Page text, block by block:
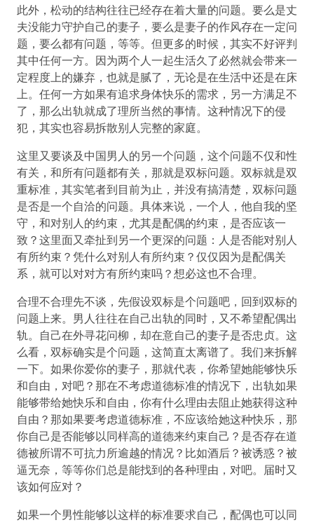
此外，松动的结构往往已经存在着大量的问题。要么是丈
夫没能力守护自己的妻子，要么是妻子的作风存在一定问
题，要么都有问题，等等。但更多的时候，其实不好评判
其中任何一方。因为两个人一起生活久了必然就会带来一
定程度上的嫌弃，也就是腻了，无论是在生活中还是在床
上。任何一方如果有追求身体快乐的需求，另一方满足不
了，那么出轨就成了理所当然的事情。这种情况下的侵
犯，其实也容易拆散别人完整的家庭。
这里又要谈及中国男人的另一个问题，这个问题不仅和性
有关，和所有问题都有关，那就是双标问题。双标就是双
重标准，其实笔者到目前为止，并没有搞清楚，双标问题
是否是一个自洽的问题。具体来说，一个人，他自我的坚
守，和对别人的约束，尤其是配偶的约束，是否应该一
致？这里面又牵扯到另一个更深的问题：人是否能对别人
有所约束？凭什么对别人有所约束？仅仅因为是配偶关
系，就可以对对方有所约束吗？想必这也不合理。
合理不合理先不谈，先假设双标是个问题吧，回到双标的
问题上来。男人往往在自己出轨的同时，又不希望配偶出
轨。自己在外寻花问柳，却在意自己的妻子是否忠贞。这
么看，双标确实是个问题，这简直太离谱了。我们来拆解
一下。如果你爱你的妻子，那就代表，你希望她能够快乐
和自由，对吧？那在不考虑道德标准的情况下，出轨如果
能够带给她快乐和自由，你有什么理由去阻止她获得这种
自由？那如果要考虑道德标准，不应该给她这种快乐，那
你自己是否能够以同样高的道德来约束自己？是否存在道
德被所谓不可抗力所逾越的情况？比如酒后？被诱惑？被
逼无奈，等等你们总是能找到的各种理由，对吧。届时又
该如何应对？
如果一个男性能够以这样的标准要求自己，配偶也可以同